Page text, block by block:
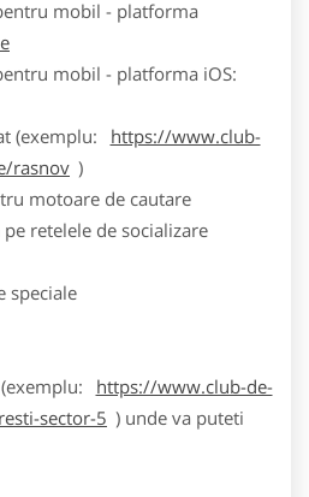
mobil - platforma
mobil - platforma iOS:
https://www.club-
rasnov )
motoare de cautare
retelele de socializare
https://www.club-de-
sector-5 ) unde va puteti